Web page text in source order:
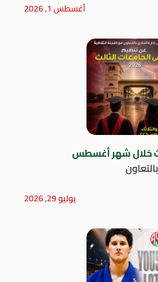
أغسطس 1, 2026
خلال شهر أغسطس
يوليو 29, 2026